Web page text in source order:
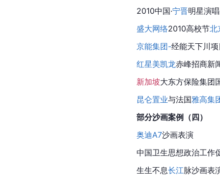
2010中国·宁晋明星演
盛大网络2010高校节北
京能集团-经能天下川
红星美凯龙赤峰招商新
新加坡大东方保险集团
昆仑置业与法国雅高集
部分沙画案例（四）
奥迪A7沙画表演
中国卫生思想政治工作
生生不息长江脉沙画表